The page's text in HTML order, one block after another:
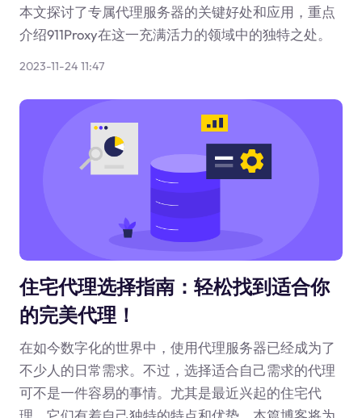
本文探讨了专属代理服务器的关键好处和应用，重点
介绍911Proxy在这一充满活力的领域中的独特之处。
2023-11-24 11:47
住宅代理选择指南：轻松找到适合你
的完美代理！
在如今数字化的世界中，使用代理服务器已经成为了
不少人的日常需求。不过，选择适合自己需求的代理
可不是一件容易的事情。尤其是最近兴起的住宅代